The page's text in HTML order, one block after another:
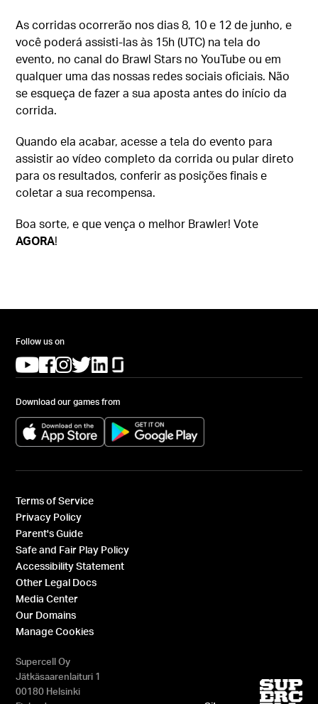
As corridas ocorrerão nos dias 8, 10 e 12 de junho, e
você poderá assisti-las às 15h (UTC) na tela do
evento, no canal do Brawl Stars no YouTube ou em
qualquer uma das nossas redes sociais oficiais. Não
se esqueça de fazer a sua aposta antes do início da
corrida.
Quando ela acabar, acesse a tela do evento para
assistir ao vídeo completo da corrida ou pular direto
para os resultados, conferir as posições finais e
coletar a sua recompensa.
Boa sorte, e que vença o melhor Brawler! Vote
AGORA!
Follow us on
(opens in a new tab)
(opens in a new tab)
(opens in a new tab)
(opens in a new tab)
(opens in a new tab)
Download our games from
(opens in a new tab) (opens in a new tab)
Terms of Service
Privacy Policy
Parent's Guide
Safe and Fair Play Policy
Accessibility Statement
Other Legal Docs
Media Center
Our Domains
Manage Cookies
Supercell Oy
Jätkäsaarenlaituri 1
00180 Helsinki